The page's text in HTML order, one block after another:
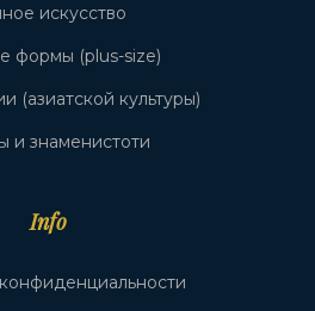
искусство
формы (plus-size)
(азиатской культуры)
и знаменистоти
Info